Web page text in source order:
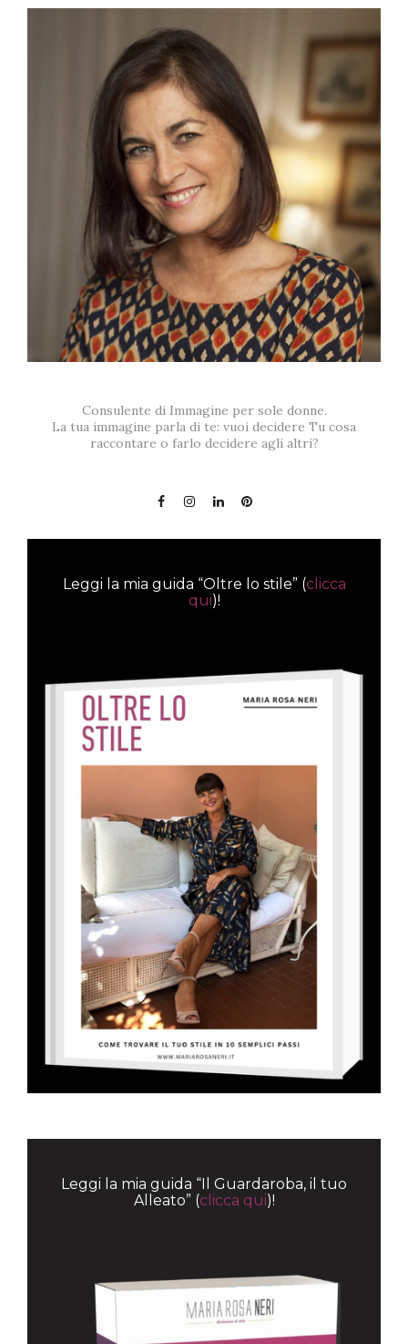
Consulente di Immagine per sole donne.
La tua immagine parla di te: vuoi decidere Tu cosa
raccontare o farlo decidere agli altri?
Leggi la mia guida “Oltre lo stile” (clicca
qui)!
Leggi la mia guida “Il Guardaroba, il tuo
Alleato” (clicca qui)!